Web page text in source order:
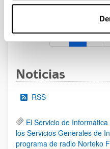
al 30/07/2026 (ambos
Página
1 2
Noticias
RSS
El Servicio de
los Servicios Generales de
programa de radio Norteko